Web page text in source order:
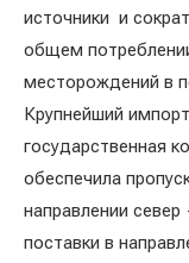
источники и
общем
месторождений в
Крупнейший
государственная
обеспечила
направлении
поставки в